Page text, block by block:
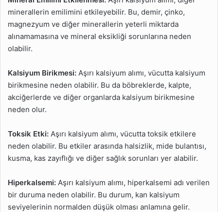
minerallerin emilimini etkileyebilir. Bu, demir, çinko,
magnezyum ve diğer minerallerin yeterli miktarda
alınamamasına ve mineral eksikliği sorunlarına neden
olabilir.
Kalsiyum Birikmesi: Aşırı kalsiyum alımı, vücutta kalsiyum
birikmesine neden olabilir. Bu da böbreklerde, kalpte,
akciğerlerde ve diğer organlarda kalsiyum birikmesine
neden olur.
Toksik Etki: Aşırı kalsiyum alımı, vücutta toksik etkilere
neden olabilir. Bu etkiler arasında halsizlik, mide bulantısı,
kusma, kas zayıflığı ve diğer sağlık sorunları yer alabilir.
Hiperkalsemi: Aşırı kalsiyum alımı, hiperkalsemi adı verilen
bir duruma neden olabilir. Bu durum, kan kalsiyum
seviyelerinin normalden düşük olması anlamına gelir.